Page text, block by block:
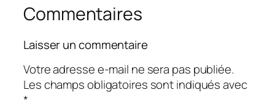
Commentaires
Laisser un commentaire
Votre adresse e-mail ne sera pas publiée.
Les champs obligatoires sont indiqués avec
*